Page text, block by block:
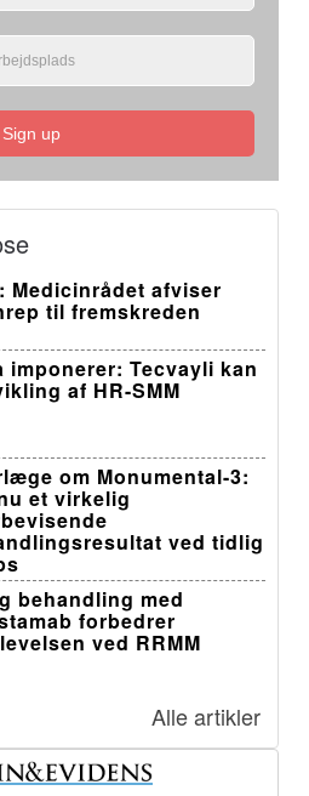
Sign up
Medicinrådet afviser
til fremskreden
imponerer: Tecvayli kan
af HR-SMM
om Monumental-3:
et virkelig
ved tidlig
behandling med
forbedrer
ved RRMM
Alle artikler